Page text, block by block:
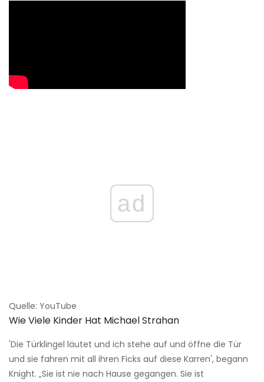
ad
Quelle: YouTube
Wie Viele Kinder Hat Michael Strahan
'Die Türklingel läutet und ich stehe auf und öffne die Tür
und sie fahren mit all ihren Ficks auf diese Karren', begann
Knight. „Sie ist nie nach Hause gegangen. Sie ist